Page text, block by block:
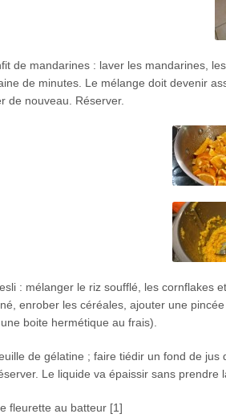
de mandarines : laver les mandarines,
de minutes. Le mélange doit devenir
de nouveau. Réserver.
: mélanger le riz soufflé, les cornflakes
enrober les céréales, ajouter une
boite hermétique au frais).
de gélatine ; faire tiédir un fond de
Le liquide va épaissir sans prendre
fleurette au batteur [1]